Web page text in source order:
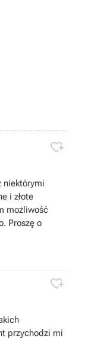

niektórymi
i złote
możliwość
Proszę o

przychodzi mi